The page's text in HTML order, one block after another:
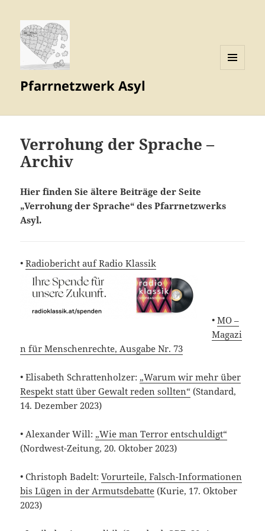
Pfarrnetzwerk Asyl
Verrohung der Sprache –
Archiv
Hier finden Sie ältere Beiträge der Seite
„Verrohung der Sprache“ des Pfarrnetzwerks
Asyl.
•Radiobericht auf Radio Klassik
•MO –
Magazi
n für Menschenrechte, Ausgabe Nr. 73
• Elisabeth Schrattenholzer: „Warum wir mehr über
Respekt statt über Gewalt reden sollten“ (Standard,
14. Dezember 2023)
• Alexander Will: „Wie man Terror entschuldigt“
(Nordwest-Zeitung, 20. Oktober 2023)
• Christoph Badelt:Vorurteile, Falsch-Informationen
bis Lügen in der Armutsdebatte (Kurie, 17. Oktober
2023)